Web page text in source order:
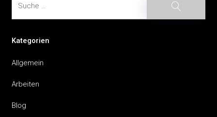
Suche
Kategorien
Allgemein
Arbeiten
Blog